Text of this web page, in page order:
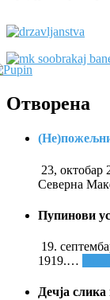
Отворена
23, октобар
Северна
Пупинови
19.
1919.…
Дечја